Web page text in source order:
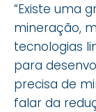
“Existe uma
mineração,
tecnologias
para
precisa de
falar da